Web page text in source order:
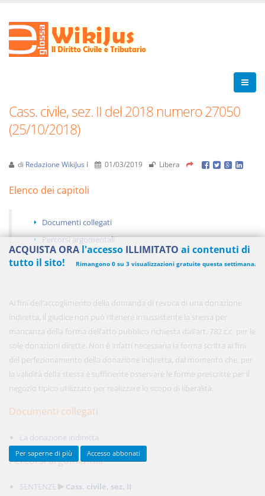
Cass. civile, sez. II del 2018 numero 27050
(25/10/2018)
di Redazione WikiJus I 01/03/2019 Libera
Elenco dei capitoli
Documenti collegati
Percorsi argomentali
Ai fini dell’accoglimento della domanda di revoca di una donazione
indiretta, il giudice non può ritenere insussistente la stessa per
mancanza della forma dell’atto pubblico richiesta dall’art. 782 c.c. per le
sole donazioni dirette. Non è infatti necessaria la forma scritta ai fini
del perfezionamento della donazione indiretta, dal momento che, per
la validità della stessa è sufficiente osservare le forme prescritte per il
negozio tipico utilizzato per realizzare lo scopo di liberalità.
Documenti collegati
La donazione indiretta
Percorsi argomentali
SENTENZE Cass. civile, sez. II
ACQUISTA ORA l'accesso ILLIMITATO ai contenuti di
tutto il sito!
Rimangono 0 su 3 visualizzazioni gratuite questa settimana.
450,00 € ANNUALI
anziché 570.00€ risparmi il 21%!
Acquista ora
Per saperne di più Accesso abbonati